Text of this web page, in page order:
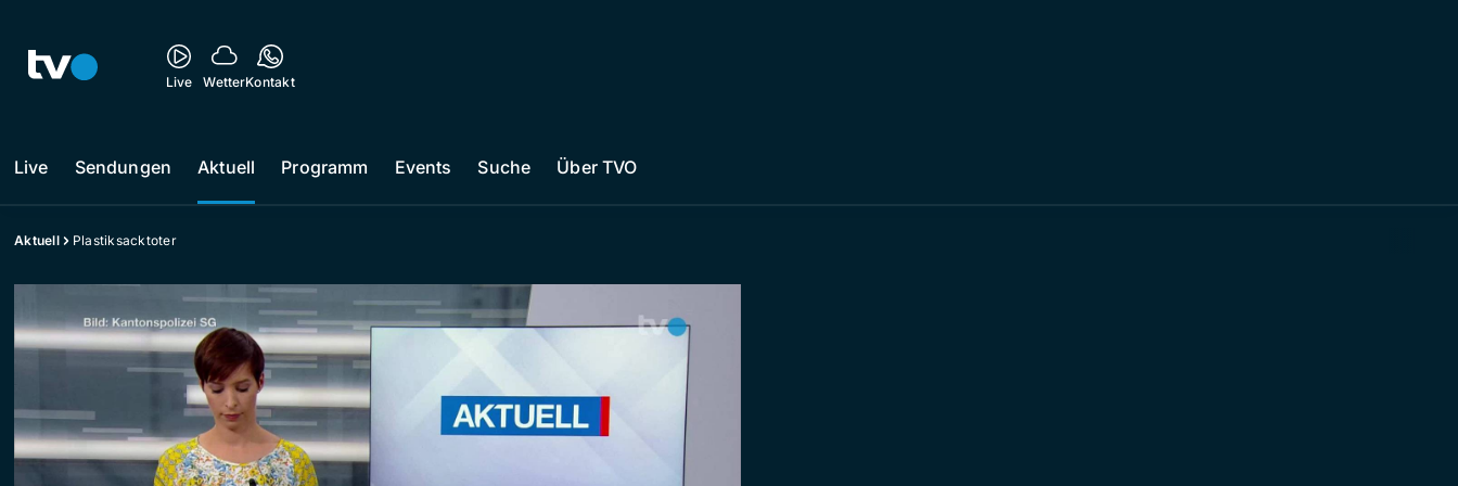
Live WetterKontakt
Live Sendungen Aktuell Programm Events Suche Über TVO
Aktuell Plastiksacktoter